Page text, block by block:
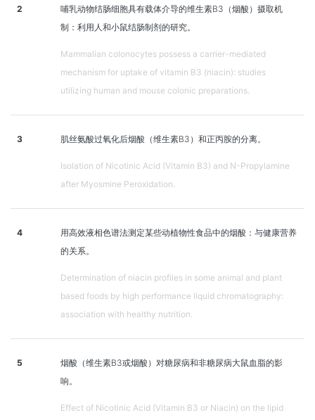
2
哺乳动物结肠细胞具有载体介导的维生素B3（烟酸）摄取机
制：利用人和小鼠结肠制剂的研究。
Mammalian colonocytes possess a carrier-mediated
mechanism for uptake of vitamin B3 (niacin): studies
utilizing human and mouse colonic preparations.
3 肌丝氨酸过氧化后烟酸（维生素B3）和正丙胺的分离。
Isolation of Nicotinic Acid (Vitamin B3) and N-Propylamine
after Myosmine Peroxidation.
4
用高效液相色谱法测定某些动植物性食品中的烟酸：与健康营养
的关系。
Determination of niacin profiles in some animal and plant
based foods by high performance liquid chromatography:
association with healthy nutrition.
5
烟酸（维生素B3或烟酸）对糖尿病和非糖尿病大鼠血脂的影
响。
Effect of Nicotinic Acid (Vitamin B3 or Niacin) on the lipid